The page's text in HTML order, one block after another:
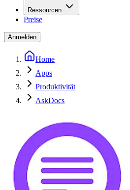
Ressourcen
Preise
Anmelden
Home
Apps
Produktivität
AskDocs